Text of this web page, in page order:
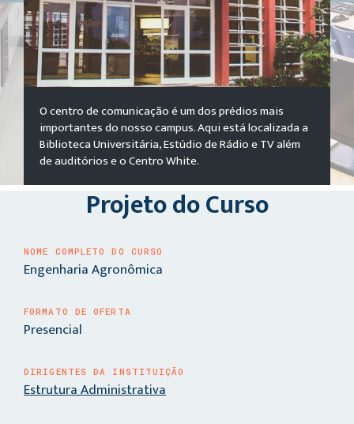
O centro de comunicação é um dos prédios mais
importantes do nosso campus. Aqui está localizada a
Biblioteca Universitária, Estúdio de Rádio e TV além
de auditórios e o Centro White.
Projeto do Curso
NOME COMPLETO DO CURSO
Engenharia Agronômica
FORMATO DE OFERTA
Presencial
DIRIGENTES DA INSTITUIÇÃO
Estrutura Administrativa